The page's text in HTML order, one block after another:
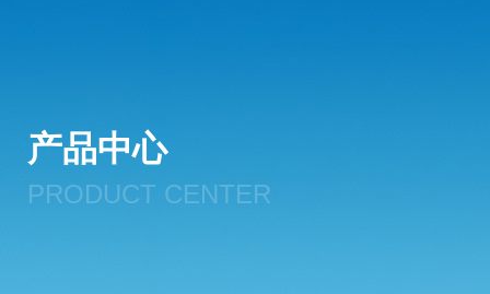
产品中心
PRODUCT CENTER